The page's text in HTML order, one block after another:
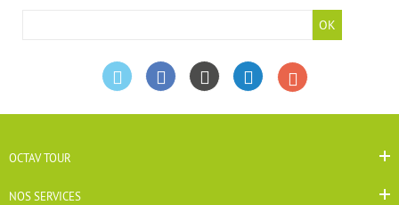
OK
OCTAV TOUR
NOS SERVICES